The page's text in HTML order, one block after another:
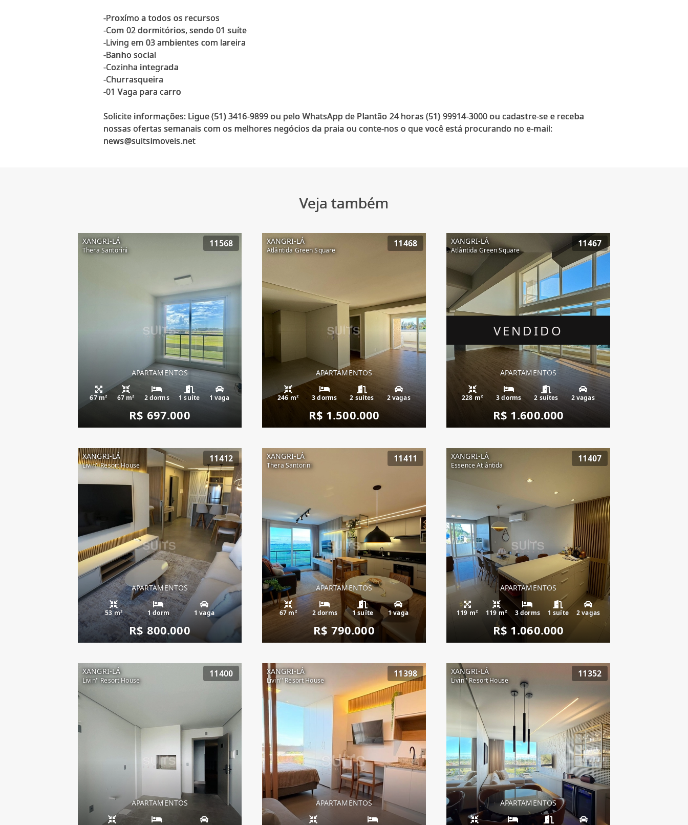
-Proxímo a todos os recursos
-Com 02 dormitórios, sendo 01 suíte
-Living em 03 ambientes com lareira
-Banho social
-Cozinha integrada
-Churrasqueira
-01 Vaga para carro
Solicite informações: Ligue (51) 3416-9899 ou pelo WhatsApp de Plantão 24 horas (51) 99914-3000 ou cadastre-se e receba
nossas ofertas semanais com os melhores negócios da praia ou conte-nos o que você está procurando no e-mail:
Veja também
XANGRI-LÁ
Thera Santorini
11568
APARTAMENTOS
67 m² 67 m² 2 dorms 1 suíte 1 vaga
R$ 697.000
XANGRI-LÁ
Atlântida Green Square
11468
APARTAMENTOS
246 m² 3 dorms 2 suítes 2 vagas
R$ 1.500.000
VENDIDO
XANGRI-LÁ
Atlântida Green Square
11467
APARTAMENTOS
228 m² 3 dorms 2 suítes 2 vagas
R$ 1.600.000
XANGRI-LÁ
Livin'' Resort House
11412
APARTAMENTOS
53 m² 1 dorm 1 vaga
R$ 800.000
XANGRI-LÁ
Thera Santorini
11411
APARTAMENTOS
67 m² 2 dorms 1 suíte 1 vaga
R$ 790.000
XANGRI-LÁ
Essence Atlântida
11407
APARTAMENTOS
119 m² 119 m² 3 dorms 1 suíte 2 vagas
R$ 1.060.000
XANGRI-LÁ
Livin'' Resort House
11400
APARTAMENTOS
XANGRI-LÁ
Livin'' Resort House
11398
APARTAMENTOS
XANGRI-LÁ
Livin'' Resort House
11352
APARTAMENTOS